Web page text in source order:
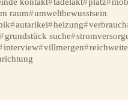
raum umweltbewusstsein
autarikei heizung verbrauch
grundstück suche
interview villmergen reichweite